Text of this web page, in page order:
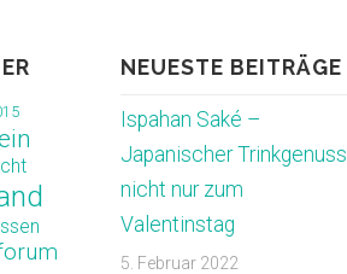
NEUESTE BEITRÄGE
Ispahan Saké –
Japanischer Trinkgenuss
nicht nur zum
Valentinstag
5. Februar 2022